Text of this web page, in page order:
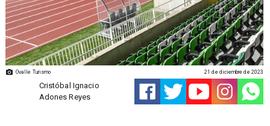
Ovalle Turismo
Cristóbal Ignacio
Adones Reyes
21 de diciembre de 2023